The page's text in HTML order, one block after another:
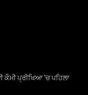
ਪ੍ਰੀਖਿਆ ‘ਚ ਪਹਿਲਾ